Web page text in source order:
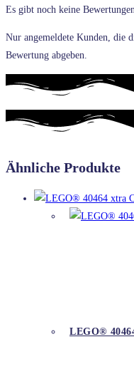
Es gibt noch keine Bewertungen.
Nur angemeldete Kunden, die
Bewertung abgeben.
Ähnliche Produkte
LEGO®